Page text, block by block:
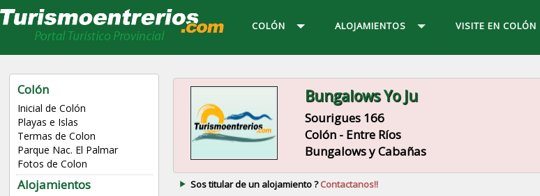
COLÓN ALOJAMIENTOS VISITE EN COLÓN
Colón
Inicial de Colón
Playas e Islas
Termas de Colon
Parque Nac. El Palmar
Fotos de Colon
Alojamientos
Bungalows Yo Ju
Sourigues 166
Colón - Entre Ríos
Bungalows y Cabañas
Sos titular de un alojamiento ?Contactanos!!